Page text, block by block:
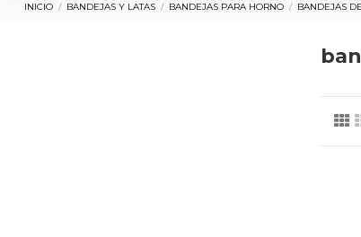
INICIO BANDEJAS Y LATAS BANDEJAS PARA HORNO BANDEJAS